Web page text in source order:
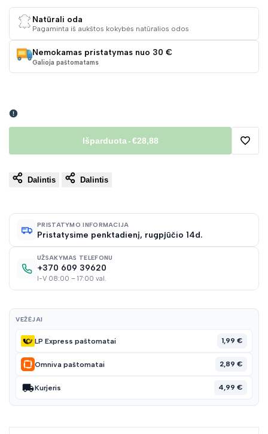
Natūrali oda
Pagaminta iš aukštos kokybės natūralios odos
Nemokamas pristatymas nuo 30 €
Galioja paštomatams
Išparduota-€28,88
Dalintis Dalintis
PRISTATYMO INFORMACIJA
Pristatysime penktadienį, rugpjūčio 14d.
UŽSAKYMAS TELEFONU
+370 609 39620
I-V 08:00 – 17:00 val.
VEŽĖJAI
LP Express paštomatai 1,99 €
Omniva paštomatai 2,89 €
Kurjeris 4,99 €